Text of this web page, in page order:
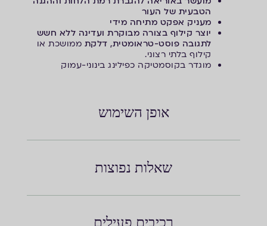
אופן השימוש
שאלות נפוצות
רכיבים פעילים
הטבעית של העור
מעניק אפקט מתיחה מידי
יוצר קילוף בצורה מבוקרת ועדינה ללא חשש
לתגובה פוסט-טראומטית, דלקת ממושכת או
קילוף בלתי רצוני.
מוגדר בקוסמטיקה כפילינג בינוני-עמוק